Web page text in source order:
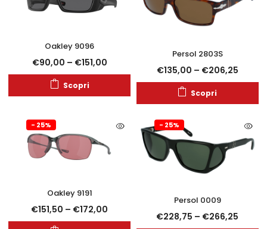
Oakley 9096
€90,00 – €151,00
Scopri
Persol 2803S
€135,00 – €206,25
Scopri
- 25%
Oakley 9191
€151,50 – €172,00
- 25%
Persol 0009
€228,75 – €266,25